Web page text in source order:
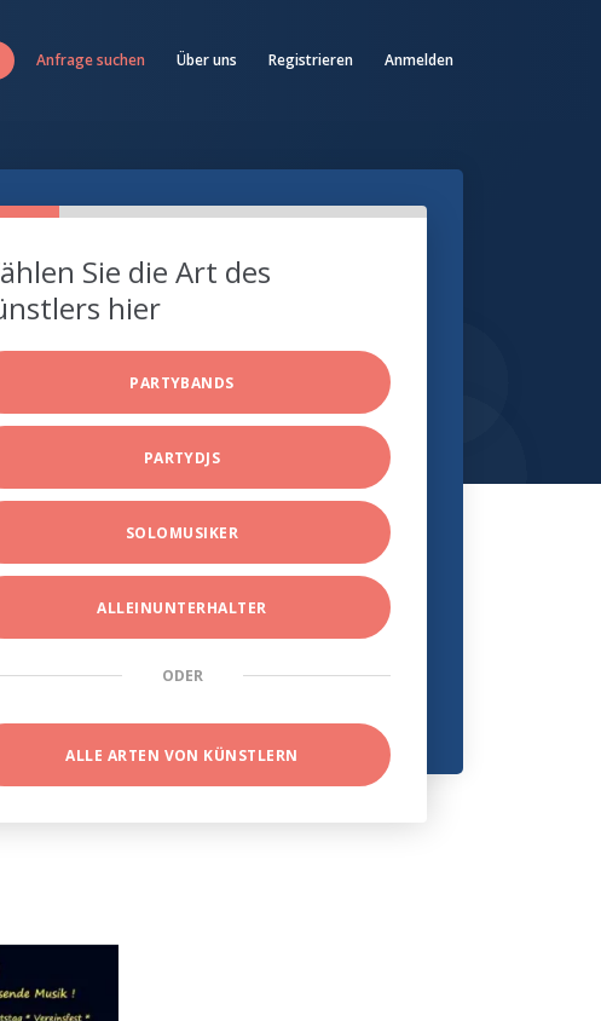
Anfrage suchen Über uns Registrieren Anmelden
Sie die Art des
hier
PARTYBANDS
PARTYDJS
SOLOMUSIKER
ALLEINUNTERHALTER
ODER
ALLE ARTEN VON KÜNSTLERN